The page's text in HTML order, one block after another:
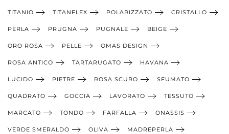
TITANIO TITANFLEX POLARIZZATO CRISTALLO
PERLA PRUGNA PUGNALE BEIGE
ORO ROSA PELLE OMAS DESIGN
ROSA ANTICO TARTARUGATO HAVANA
LUCIDO PIETRE ROSA SCURO SFUMATO
QUADRATO GOCCIA LAVORATO TESSUTO
MARCATO TONDO FARFALLA ONASSIS
VERDE SMERALDO OLIVA MADREPERLA